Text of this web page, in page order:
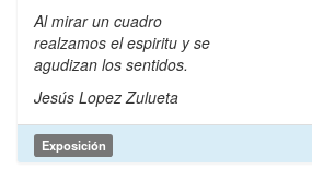
Al mirar un cuadro
realzamos el espiritu y se
agudizan los sentidos.
Jesús Lopez Zulueta
Exposición